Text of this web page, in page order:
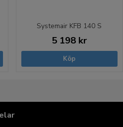
Systemair KFB 140 S
5 198 kr
Köp